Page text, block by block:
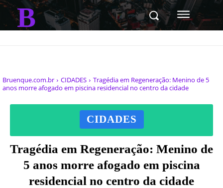
B
Bruenque.com.br CIDADES
Tragédia em Regeneração: Menino de 5
anos morre afogado em piscina residencial no centro da cidade
CIDADES
Tragédia em Regeneração: Menino de
5 anos morre afogado em piscina
residencial no centro da cidade